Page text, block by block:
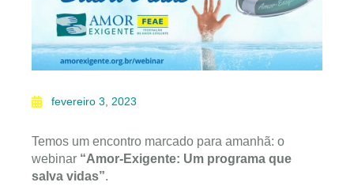
fevereiro 3, 2023
Temos um encontro marcado para amanhã: o
webinar “Amor-Exigente: Um programa que
salva vidas”.